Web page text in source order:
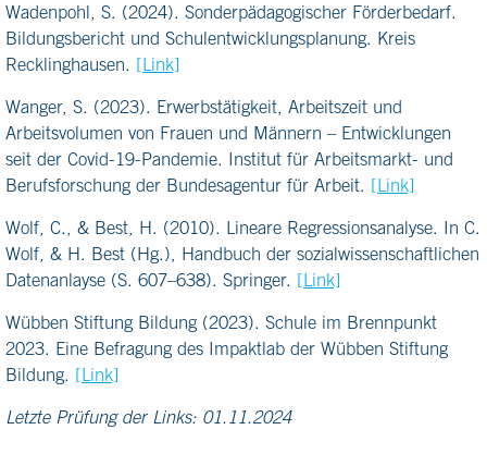
Wadenpohl, S. (2024). Sonderpädagogischer Förderbedarf.
Bildungsbericht und Schulentwicklungsplanung. Kreis
Recklinghausen. [Link]
Wanger, S. (2023). Erwerbstätigkeit, Arbeitszeit und
Arbeitsvolumen von Frauen und Männern – Entwicklungen
seit der Covid-19-Pandemie. Institut für Arbeitsmarkt- und
Berufsforschung der Bundesagentur für Arbeit. [Link]
Wolf, C., & Best, H. (2010). Lineare Regressionsanalyse. In C.
Wolf, & H. Best (Hg.), Handbuch der sozialwissenschaftlichen
Datenanlayse (S. 607–638). Springer. [Link]
Wübben Stiftung Bildung (2023). Schule im Brennpunkt
2023. Eine Befragung des Impaktlab der Wübben Stiftung
Bildung. [Link]
Letzte Prüfung der Links: 01.11.2024